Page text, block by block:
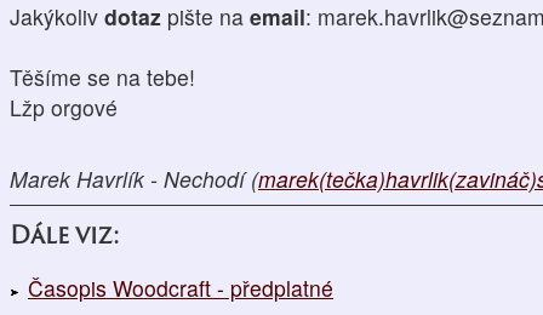
Jakýkoliv dotaz pište na email:
Těšíme se na tebe!
Lžp orgové
Marek Havrlík - Nechodí (
Dále viz:
Časopis Woodcraft - předplatné